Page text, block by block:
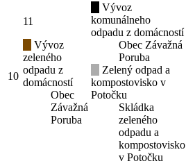
10
11
Vývoz
zeleného
odpadu z
domácností
Obec
Závažná
Poruba
Vývoz
komunálneho
odpadu z domácností
Obec Závažná
Poruba
Zelený odpad a
kompostovisko v
Potočku
Skládka
zeleného
odpadu a
kompostovisko
v Potočku